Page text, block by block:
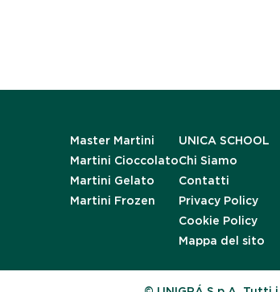
Master Martini
Martini Cioccolato
Martini Gelato
Martini Frozen
UNICA SCHOOL
Chi Siamo
Contatti
Privacy Policy
Cookie Policy
Mappa del sito